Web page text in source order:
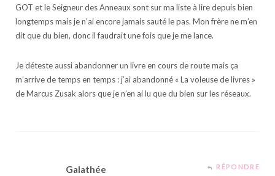
GOT et le Seigneur des Anneaux sont sur ma liste à lire depuis bien
longtemps mais je n’ai encore jamais sauté le pas. Mon frère ne m’en
dit que du bien, donc il faudrait une fois que je me lance.
Je déteste aussi abandonner un livre en cours de route mais ça
m’arrive de temps en temps : j’ai abandonné « La voleuse de livres »
de Marcus Zusak alors que je n’en ai lu que du bien sur les réseaux.
Galathée RÉPONDRE